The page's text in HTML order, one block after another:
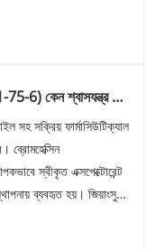
6) কেন শ্বাসযন্ত্র এবং
সহ সক্রিয় ফার্মাসিউটিক্যাল
ব্রোমহেক্সিন
স্বীকৃত এক্সপেক্টোরেন্ট
ব্যবহৃত হয়। জিয়াংসু